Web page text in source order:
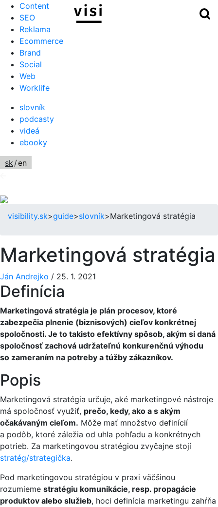
Menu
Content
SEO
Reklama
Ecommerce
Brand
Social
Web
Worklife
slovník
podcasty
videá
ebooky
sk/en
visibility.sk>guide>slovník>Marketingová stratégia
Marketingová stratégia
Ján Andrejko / 25. 1. 2021
Definícia
Marketingová stratégia je plán procesov, ktoré
zabezpečia plnenie (biznisových) cieľov konkrétnej
spoločnosti. Je to takisto efektívny spôsob, akým si daná
spoločnosť zachová udržateľnú konkurenčnú výhodu
so zameraním na potreby a túžby zákazníkov.
Popis
Marketingová stratégia určuje, aké marketingové nástroje
má spoločnosť využiť, prečo, kedy, ako a s akým
očakávaným cieľom. Môže mať množstvo definícií
a podôb, ktoré záležia od uhla pohľadu a konkrétnych
potrieb. Za marketingovou stratégiou zvyčajne stojí
stratég/strategička.
Pod marketingovou stratégiou v praxi väčšinou
rozumieme stratégiu komunikácie, resp. propagácie
produktov alebo služieb, hoci definícia marketingu zahŕňa